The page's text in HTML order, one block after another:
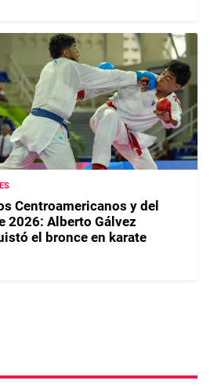
Centroamericanos y del
2026: Alberto Gálvez
el bronce en karate